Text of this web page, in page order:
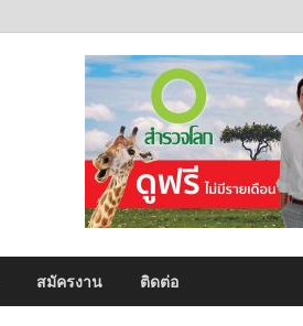
สมัครงาน ติดต่อ